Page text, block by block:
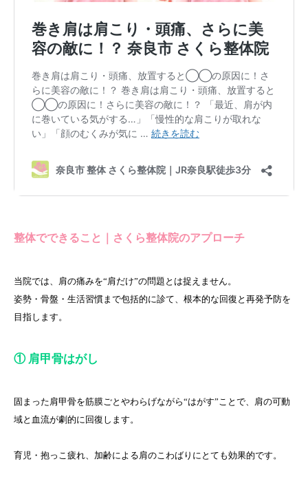
整体でできること｜さくら整体院のアプローチ
当院では、肩の痛みを“肩だけ”の問題とは捉えません。
姿勢・骨盤・生活習慣まで包括的に診て、根本的な回復と再発予防を
目指します。
① 肩甲骨はがし
固まった肩甲骨を筋膜ごとやわらげながら“はがす”ことで、肩の可動
域と血流が劇的に回復します。
育児・抱っこ疲れ、加齢による肩のこわばりにとても効果的です。